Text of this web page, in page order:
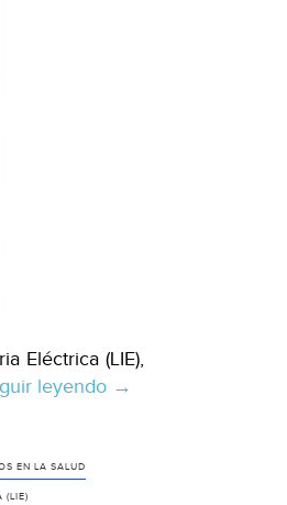
Eléctrica (LIE),
leyendo Ecologistas
→
EN LA SALUD
(LIE)